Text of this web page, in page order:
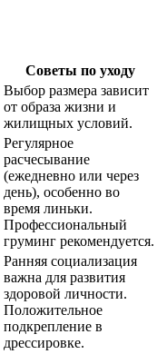
Советы по уходу
Выбор размера зависит
от образа жизни и
жилищных условий.
Регулярное
расчесывание
(ежедневно или через
день), особенно во
время линьки.
Профессиональный
груминг рекомендуется.
Ранняя социализация
важна для развития
здоровой личности.
Положительное
подкрепление в
дрессировке.